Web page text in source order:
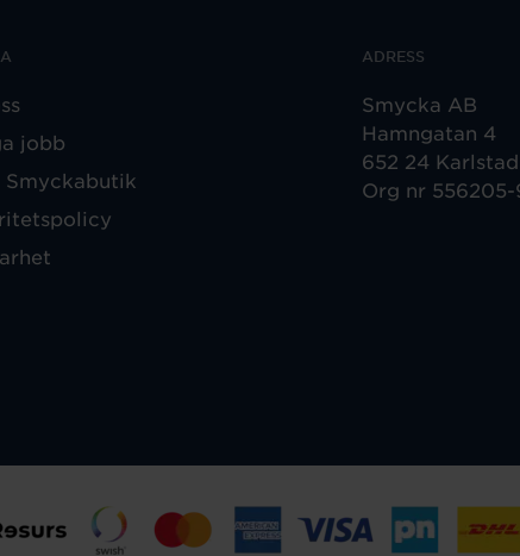
jobb
Smyckabutik
ADRESS
Smycka AB
Hamngatan 4
652 24 Karlstad
Org nr 556205-